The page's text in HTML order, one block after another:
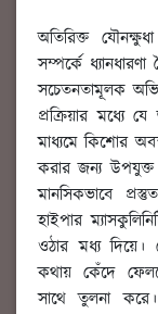
অতিরিক্ত
সম্পর্কে
সচেতনতামূলক
প্রক্রিয়ার মধ্যে
মাধ্যমে কিশোর
করার জন্য উপযুক্ত
মানসিকভাবে
হাইপার
ওঠার মধ্য
কথায় কেঁদে
সাথে তুলনা